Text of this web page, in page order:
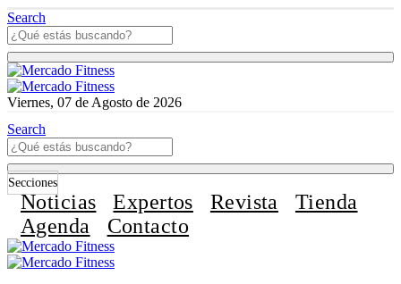
Search
Viernes, 07 de Agosto de 2026
Search
Secciones
Noticias Expertos Revista
Tienda
Agenda
Contacto